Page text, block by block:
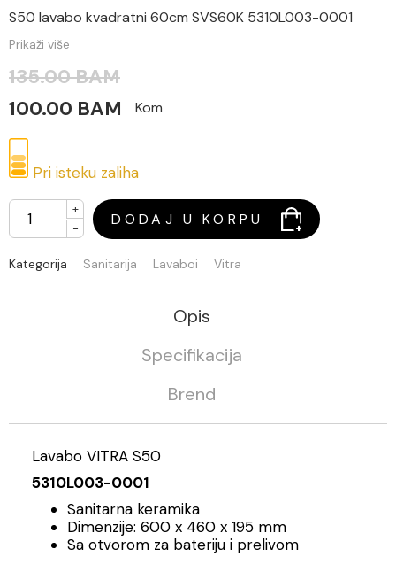
S50 lavabo kvadratni 60cm SVS60K 5310L003-0001
Prikaži više
135.00 BAM
100.00 BAM
Kom
Pri isteku zaliha
+
-
DODAJ U KORPU
Kategorija Sanitarija Lavaboi Vitra
Opis
Specifikacija
Brend
Lavabo VITRA S50
5310L003-0001
Sanitarna keramika
Dimenzije: 600 x 460 x 195 mm
Sa otvorom za bateriju i prelivom